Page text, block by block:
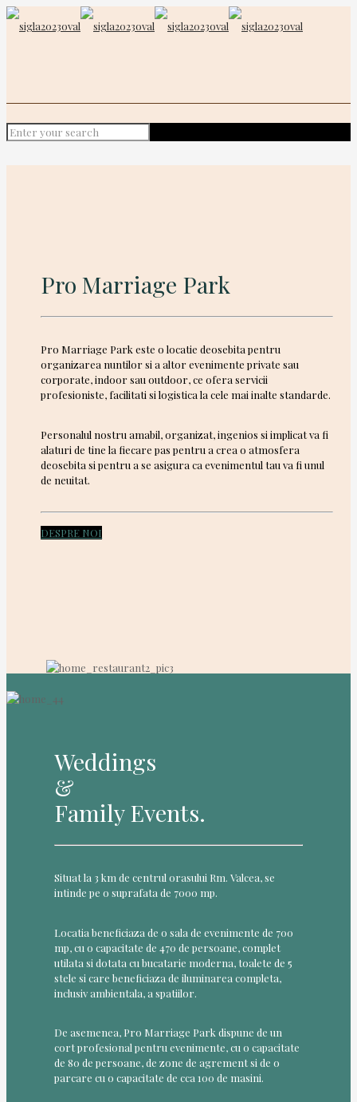
Pro Marriage Park
Pro Marriage Park este o locatie deosebita pentru
organizarea nuntilor si a altor evenimente private sau
corporate, indoor sau outdoor, ce ofera servicii
profesioniste, facilitati si logistica la cele mai inalte standarde.
Personalul nostru amabil, organizat, ingenios si implicat va fi
alaturi de tine la fiecare pas pentru a crea o atmosfera
deosebita si pentru a se asigura ca evenimentul tau va fi unul
de neuitat.
DESPRE NOI
Weddings
&
Family Events.
Situat la 3 km de centrul orasului Rm. Valcea, se
intinde pe o suprafata de 7000 mp.
Locatia beneficiaza de o sala de evenimente de 700
mp, cu o capacitate de 470 de persoane, complet
utilata si dotata cu bucatarie moderna, toalete de 5
stele si care beneficiaza de iluminarea completa,
inclusiv ambientala, a spatiilor.
De asemenea, Pro Marriage Park dispune de un
cort profesional pentru evenimente, cu o capacitate
de 80 de persoane, de zone de agrement si de o
parcare cu o capacitate de cca 100 de masini.